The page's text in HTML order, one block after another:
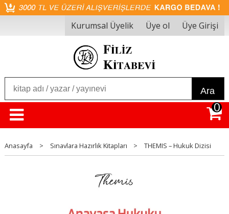
Kurumsal Üyelik Üye ol Üye Girişi
Ara
0
Anasayfa > Sınavlara Hazırlık Kitapları > THEMIS – Hukuk Dizisi